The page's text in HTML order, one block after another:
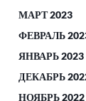
МАРТ 2023
ФЕВРАЛЬ
ЯНВАРЬ 2023
ДЕКАБРЬ
НОЯБРЬ 2022